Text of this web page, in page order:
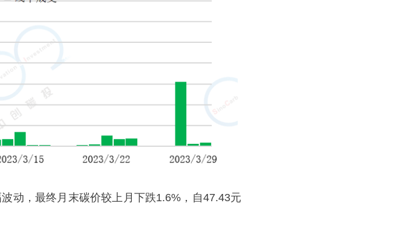
动，最终月末碳价较上月下跌1.6%，自47.43元